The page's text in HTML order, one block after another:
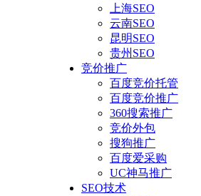
上海SEO
云南SEO
昆明SEO
贵州SEO
竞价推广
百度竞价托管
百度竞价推广
360搜索推广
竞价外包
搜狗推广
百度爱采购
UC神马推广
SEO技术